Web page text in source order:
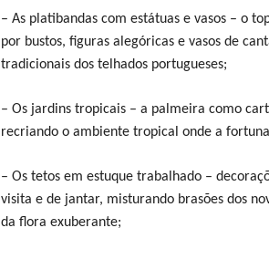
– As platibandas com estátuas e vasos – o
por bustos, figuras alegóricas e vasos de
tradicionais dos telhados portugueses;
– Os jardins tropicais – a palmeira como
recriando o ambiente tropical onde a
– Os tetos em estuque trabalhado –
visita e de jantar, misturando brasões dos
da flora exuberante;